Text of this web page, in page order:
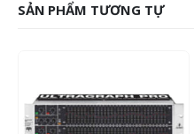
SẢN PHẨM TƯƠNG TỰ